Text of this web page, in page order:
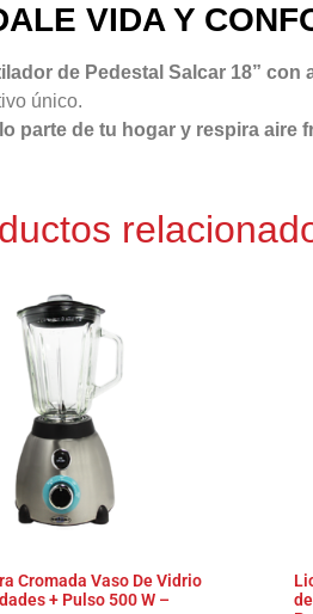
VIDA Y
de Pedestal Salcar 18” con
único.
parte de tu hogar y respira aire
Cromada Vaso De Vidrio
+ Pulso 500 W –